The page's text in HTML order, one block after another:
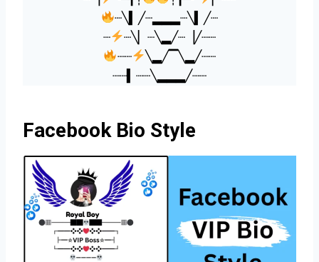
┈╲▍╱┈▂▂▂┈╲▍╱┈
┈
┈╲▏┈╲▂╱┈▕╱┈┈
┈┈
╲▂╱▔╲▂╱┈┈
┈┈▍┈┈╲▂▂▂╱┈┈
Facebook Bio Style